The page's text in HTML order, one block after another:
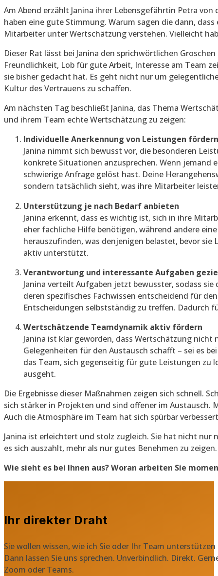
Am Abend erzählt Janina ihrer Lebensgefährtin Petra
haben eine gute Stimmung. Warum sagen die dann,
Mitarbeiter unter Wertschätzung verstehen. Vielleicht
Dieser Rat lässt bei Janina den sprichwörtlichen
Freundlichkeit, Lob für gute Arbeit, Interesse am Team
sie bisher gedacht hat. Es geht nicht nur um
Kultur des Vertrauens zu schaffen.
Am nächsten Tag beschließt Janina, das Thema
und ihrem Team echte Wertschätzung zu zeigen:
Individuelle Anerkennung von Leistungen fördern
Janina nimmt sich bewusst vor, die besonderen
konkrete Situationen anzusprechen. Wenn jemand
schwierige Anfrage gelöst hast. Deine
sondern tatsächlich sieht, was ihre Mitarbeiter
Unterstützung je nach Bedarf anbieten
Janina erkennt, dass es wichtig ist, sich in ihre
eher fachliche Hilfe benötigen, während andere
herauszufinden, was denjenigen belastet, bevor
aktiv unterstützt.
Verantwortung und interessante Aufgaben
Janina verteilt Aufgaben jetzt bewusster, sodass
deren spezifisches Fachwissen entscheidend für
Entscheidungen selbstständig zu treffen. Dadurch
Wertschätzende Teamdynamik aktiv fördern
Janina ist klar geworden, dass Wertschätzung
Gelegenheiten für den Austausch schafft – sei es
das Team, sich gegenseitig für gute Leistungen
ausgeht.
Die Ergebnisse dieser Maßnahmen zeigen sich schnell.
sich stärker in Projekten und sind offener im Austausch.
Auch die Atmosphäre im Team hat sich spürbar
Janina ist erleichtert und stolz zugleich. Sie hat nicht
es sich auszahlt, mehr als nur gutes Benehmen zu zeigen.
Wie sieht es bei Ihnen aus? Woran arbeiten Sie
Ihr direkter Draht
Sie wollen wissen, wie ich Sie oder Ihr Team unterstützen
Dann lassen Sie uns sprechen. Unverbindlich. Direkt.
Zoom oder Teams.